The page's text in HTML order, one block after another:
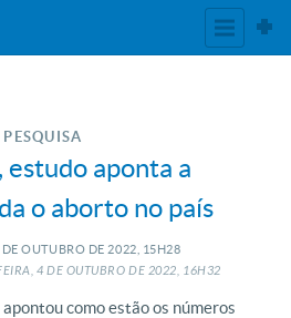
PESQUISA
estudo aponta a
o aborto no país
DE OUTUBRO DE 2022, 15H28
4 DE OUTUBRO DE 2022, 16H32
como estão os números